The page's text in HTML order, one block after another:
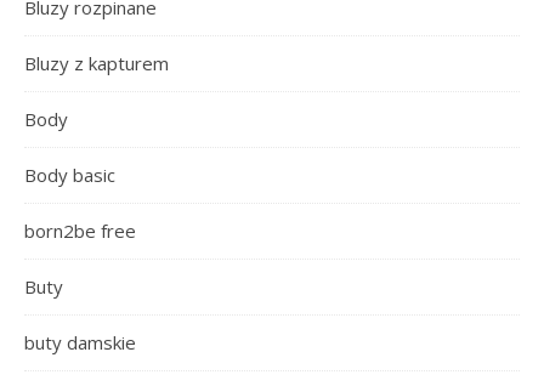
Bluzy rozpinane
Bluzy z kapturem
Body
Body basic
born2be free
Buty
buty damskie